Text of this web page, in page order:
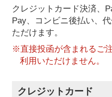
クレジットカード決済、
Pay、コンビニ後払い、
ただけます。
※直接投函が含まれるご
利用いただけません。
クレジットカード